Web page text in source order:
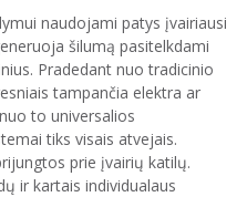
naudojami patys įvairiausi
šilumą pasitelkdami
Pradedant nuo tradicinio
tampančia elektra ar
to universalios
tiks visais atvejais.
prie įvairių katilų.
ir kartais individualaus